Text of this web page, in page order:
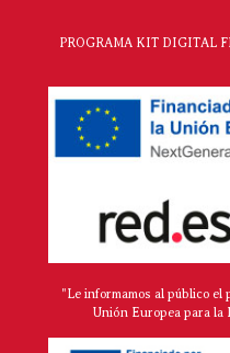
PROGRAMA KIT DIGITAL
"Le informamos al público
Unión Europea para la